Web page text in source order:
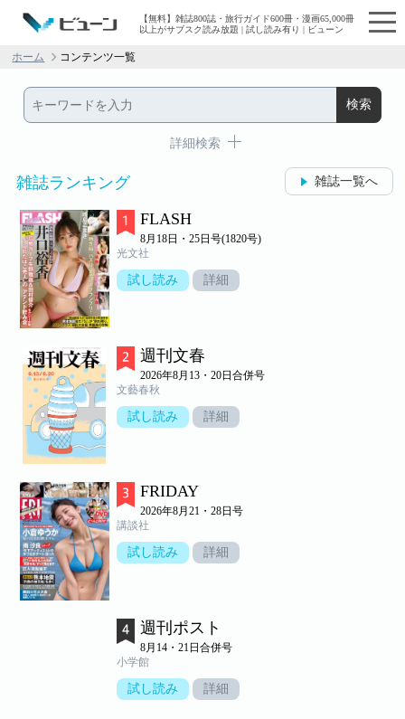
【無料】雑誌800誌・旅行ガイド600冊・漫画65,000冊
以上がサブスク読み放題 | 試し読み有り | ビューン
ホーム コンテンツ一覧
詳細検索
雑誌ランキング 雑誌一覧へ
FLASH
8月18日・25日号(1820号)
光文社
試し読み 詳細
週刊文春
2026年8月13・20日合併号
文藝春秋
試し読み 詳細
FRIDAY
2026年8月21・28日号
講談社
試し読み 詳細
週刊ポスト
8月14・21日合併号
小学館
試し読み 詳細